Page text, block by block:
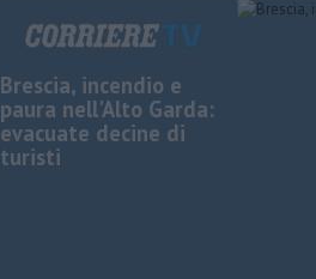
Brescia, incendio e
paura nell'Alto Garda:
evacuate decine di
turisti